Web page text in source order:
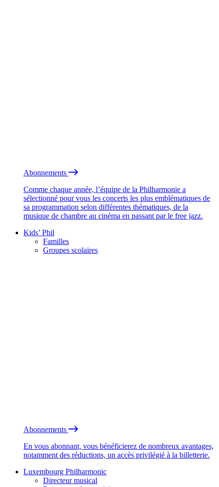
Abonnements
Comme chaque année, l’équipe de la Philharmonie a
sélectionné pour vous les concerts les plus emblématiques de
sa programmation selon différentes thématiques, de la
musique de chambre au cinéma en passant par le free jazz.
Kids’ Phil
Familles
Groupes scolaires
Abonnements
En vous abonnant, vous bénéficierez de nombreux avantages,
notamment des réductions, un accès privilégié à la billetterie.
Luxembourg Philharmonic
Directeur musical